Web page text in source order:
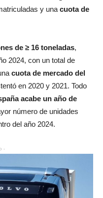
y una cuota de
de ≥ 16 toneladas,
2024, con un total de
cuota de mercado del
en 2020 y 2021. Todo
acabe un año de
número de unidades
del año 2024.
-